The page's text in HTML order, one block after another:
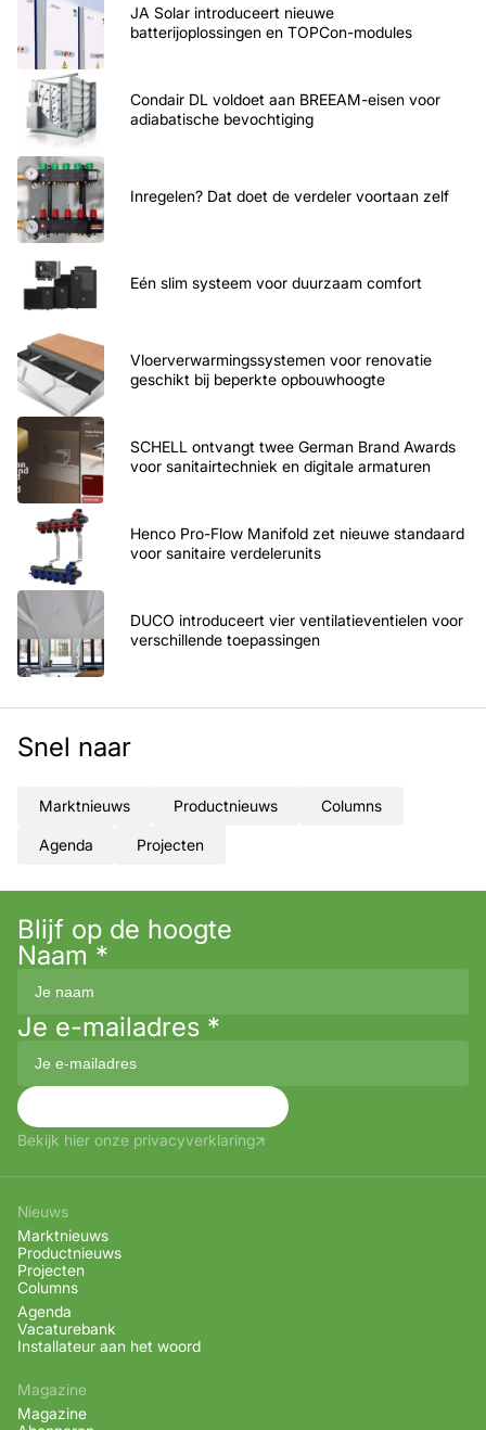
JA Solar introduceert nieuwe
batterijoplossingen en TOPCon-modules
Condair DL voldoet aan BREEAM-eisen voor
adiabatische bevochtiging
Inregelen? Dat doet de verdeler voortaan zelf
Eén slim systeem voor duurzaam comfort
Vloerverwarmingssystemen voor renovatie
geschikt bij beperkte opbouwhoogte
SCHELL ontvangt twee German Brand Awards
voor sanitairtechniek en digitale armaturen
Henco Pro-Flow Manifold zet nieuwe standaard
voor sanitaire verdelerunits
DUCO introduceert vier ventilatieventielen voor
verschillende toepassingen
Snel naar
Marktnieuws Productnieuws Columns
Agenda Projecten
Blijf op de hoogte
Naam *
Je e-mailadres *
Bekijk hier onze privacyverklaring
Nieuws
Marktnieuws
Productnieuws
Projecten
Columns
Agenda
Vacaturebank
Installateur aan het woord
Magazine
Magazine